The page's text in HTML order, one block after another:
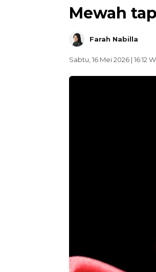
Mewah
Farah Nabilla
Sabtu, 16 Mei 2026 | 16:12